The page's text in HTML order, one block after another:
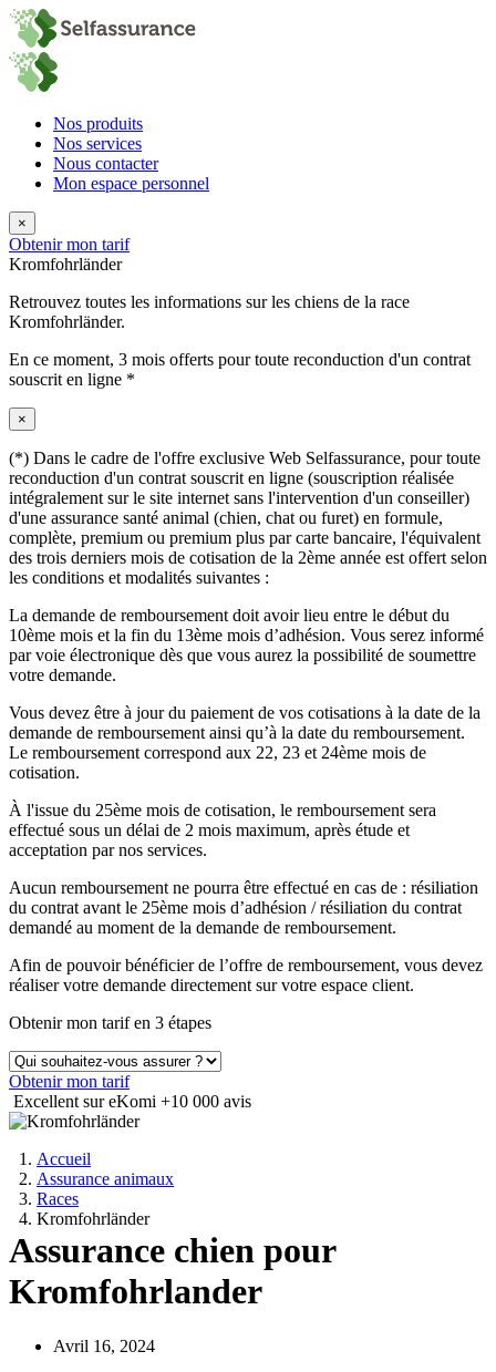
Nos produits
Nos services
Nous contacter
Mon espace personnel
×
Obtenir mon tarif
Kromfohrländer
Retrouvez toutes les informations sur les chiens de la race
Kromfohrländer.
En ce moment, 3 mois offerts pour toute reconduction d'un contrat
souscrit en ligne *
×
(*) Dans le cadre de l'offre exclusive Web Selfassurance, pour toute
reconduction d'un contrat souscrit en ligne (souscription réalisée
intégralement sur le site internet sans l'intervention d'un conseiller)
d'une assurance santé animal (chien, chat ou furet) en formule,
complète, premium ou premium plus par carte bancaire, l'équivalent
des trois derniers mois de cotisation de la 2ème année est offert selon
les conditions et modalités suivantes :
La demande de remboursement doit avoir lieu entre le début du
10ème mois et la fin du 13ème mois d’adhésion. Vous serez informé
par voie électronique dès que vous aurez la possibilité de soumettre
votre demande.
Vous devez être à jour du paiement de vos cotisations à la date de la
demande de remboursement ainsi qu’à la date du remboursement.
Le remboursement correspond aux 22, 23 et 24ème mois de
cotisation.
À l'issue du 25ème mois de cotisation, le remboursement sera
effectué sous un délai de 2 mois maximum, après étude et
acceptation par nos services.
Aucun remboursement ne pourra être effectué en cas de : résiliation
du contrat avant le 25ème mois d’adhésion / résiliation du contrat
demandé au moment de la demande de remboursement.
Afin de pouvoir bénéficier de l’offre de remboursement, vous devez
réaliser votre demande directement sur votre espace client.
Obtenir mon tarif en 3 étapes
Obtenir mon tarif
Excellent sur eKomi +10 000 avis
Accueil
Assurance animaux
Races
Kromfohrländer
Assurance chien pour
Kromfohrlander
Avril 16, 2024